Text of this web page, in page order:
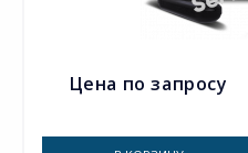
Цена по запросу